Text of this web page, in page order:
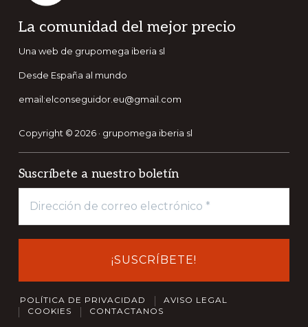
Footer
La comunidad del mejor precio
Una web de grupomega iberia sl
Desde España al mundo
email:elconseguidor.eu@gmail.com
Copyright © 2026 · grupomega iberia sl
Suscríbete a nuestro boletín
POLÍTICA DE PRIVACIDAD
AVISO LEGAL
COOKIES
CONTACTANOS